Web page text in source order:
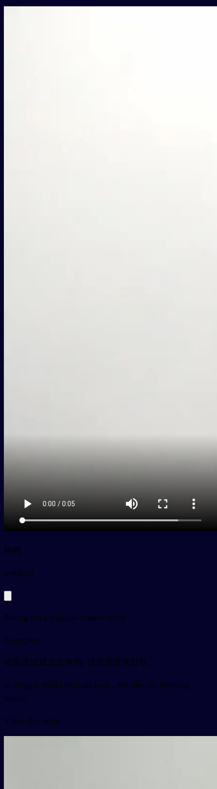
烤鸭
pykǎoyā
Peking duck (typical chinese dish)
Exemplos
你应该试试北京烤鸭, 这道菜非常好吃
nǐ yīnggāi shìshi běijīngkǎoyā , zhè dào cài fēicháng
hǎochī
Vídeo do cartão